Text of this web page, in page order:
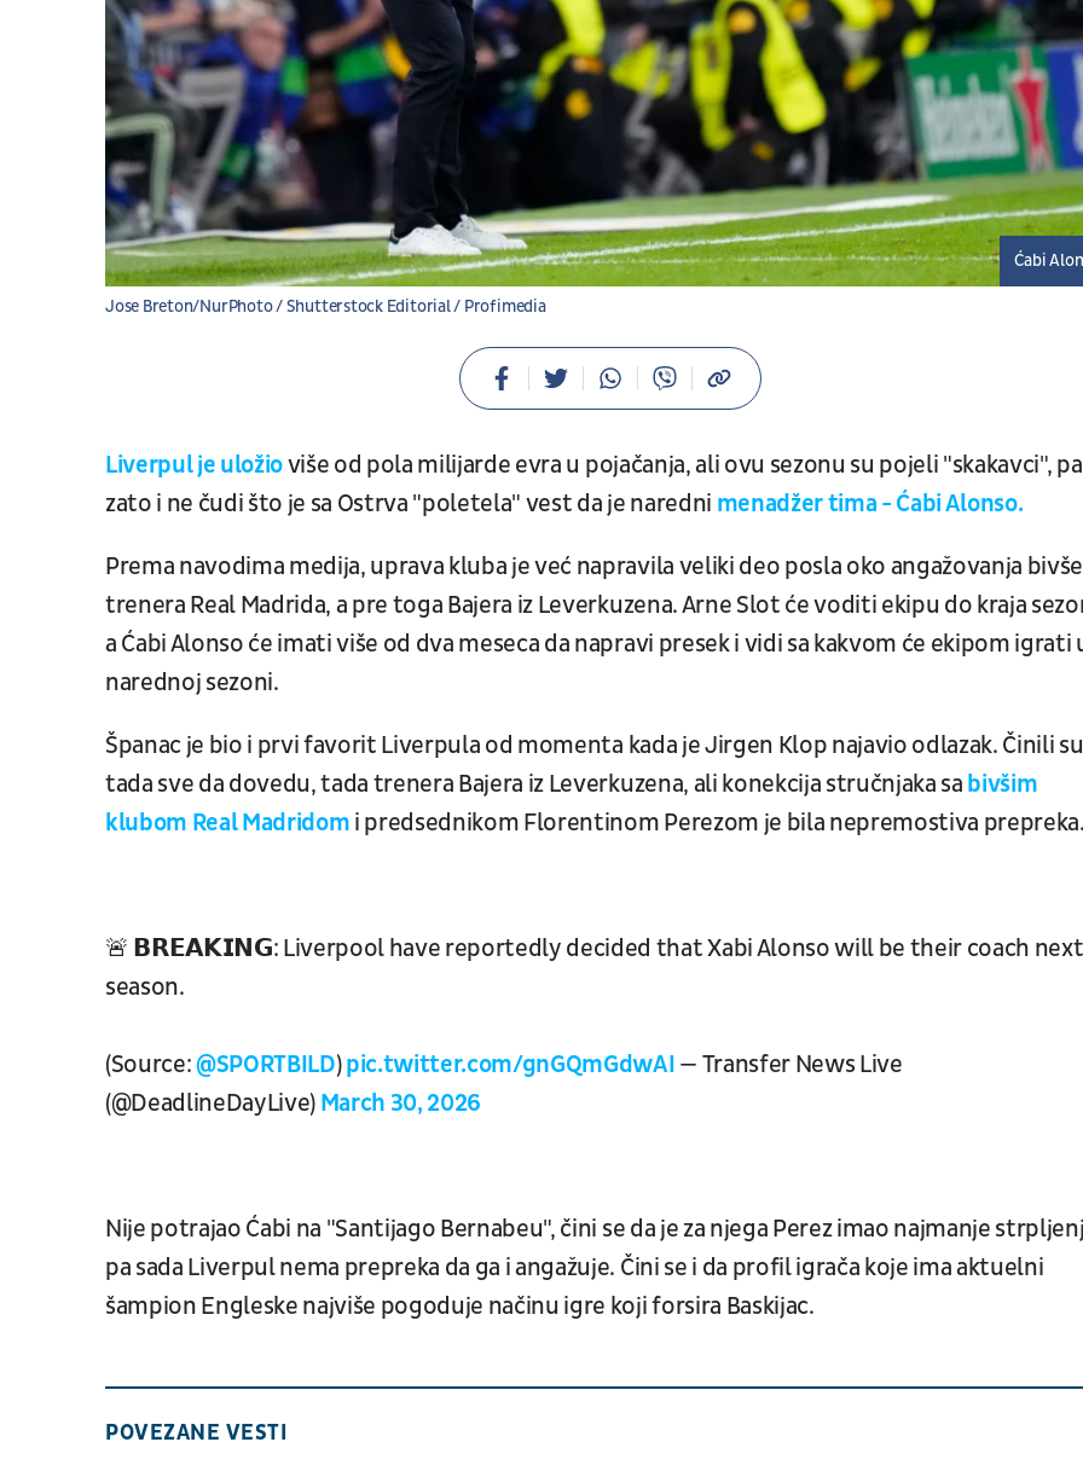
Jose Breton/NurPhoto / Shutterstock Editorial / Profimedia
Ćabi
Liverpul je uložioviše od pola milijarde evra u pojačanja, ali ovu sezonu su pojeli "skakavci", pa
zato i ne čudi što je sa Ostrva "poletela" vest da je naredni menadžer tima - Ćabi Alonso.
Prema navodima medija, uprava kluba je već napravila veliki deo posla oko angažovanja
trenera Real Madrida, a pre toga Bajera iz Leverkuzena. Arne Slot će voditi ekipu do kraja
a Ćabi Alonso će imati više od dva meseca da napravi presek i vidi sa kakvom će ekipom igrati
narednoj sezoni.
Španac je bio i prvi favorit Liverpula od momenta kada je Jirgen Klop najavio odlazak. Činili
tada sve da dovedu, tada trenera Bajera iz Leverkuzena, ali konekcija stručnjaka sa bivšim
klubom Real Madridom i predsednikom Florentinom Perezom je bila nepremostiva prepreka.
🚨 𝗕𝗥𝗘𝗔𝗞𝗜𝗡𝗚: Liverpool have reportedly decided that Xabi Alonso will be their coach next
season.
(Source:@SPORTBILD)pic.twitter.com/gnGQmGdwAI — Transfer News Live
(@DeadlineDayLive) March 30, 2026
Nije potrajao Ćabi na "Santijago Bernabeu", čini se da je za njega Perez imao najmanje
pa sada Liverpul nema prepreka da ga i angažuje. Čini se i da profil igrača koje ima aktuelni
šampion Engleske najviše pogoduje načinu igre koji forsira Baskijac.
POVEZANE VESTI